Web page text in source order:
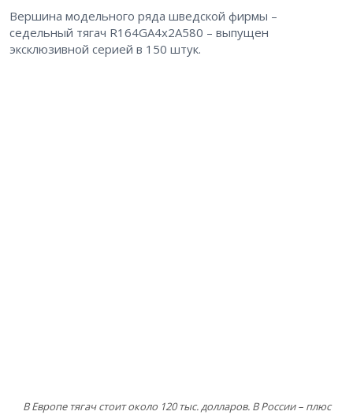
Вершина модельного ряда шведской фирмы –
седельный тягач R164GA4х2А580 – выпущен
эксклюзивной серией в 150 штук.
В Европе тягач стоит около 120 тыс. долларов. В России – плюс